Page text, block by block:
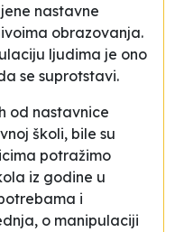
nastavne
obrazovanja.
ljudima je ono
se suprotstavi.
od nastavnice
školi, bile su
potražimo
iz godine u
i
o manipulaciji